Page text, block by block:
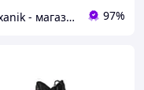
Velxanik - магазин мототехники, велотоваров, с/х техники, аксессуаров и запчастей 97%